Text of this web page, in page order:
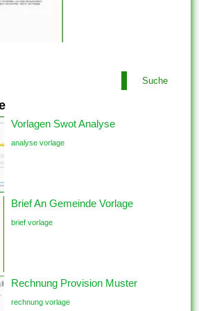
Suche
Vorlagen Swot Analyse
analyse vorlage
Brief An Gemeinde Vorlage
brief vorlage
Rechnung Provision Muster
rechnung vorlage